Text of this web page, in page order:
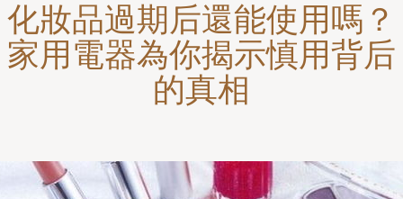
化妝品過期后還能使用嗎？
家用電器為你揭示慎用背后
的真相